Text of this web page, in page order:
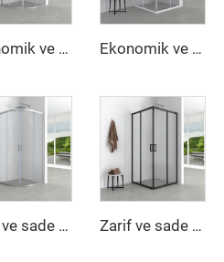
Ekonomik ve sade yuvarlak duş kabini Ekonomik ve sade kare duşakabin
Zarif ve sade yuvarlak duş kabini Zarif ve sade kare duş kabini